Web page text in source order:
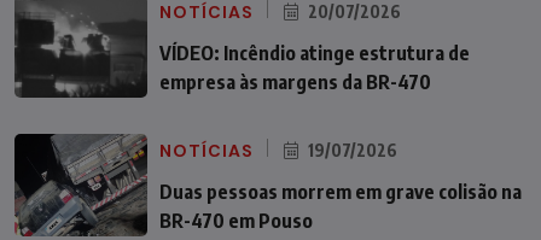
NOTÍCIAS 20/07/2026
VÍDEO: Incêndio atinge estrutura de
empresa às margens da BR-470
NOTÍCIAS 19/07/2026
Duas pessoas morrem em grave colisão na
BR-470 em Pouso